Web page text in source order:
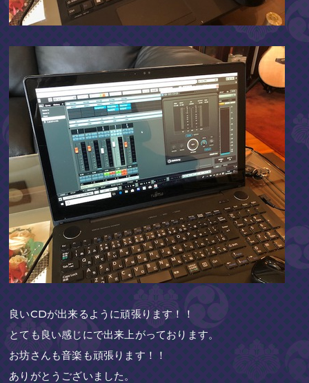
良いCDが出来るように頑張ります！！
とても良い感じにで出来上がっております。
お坊さんも音楽も頑張ります！！
ありがとうございました。